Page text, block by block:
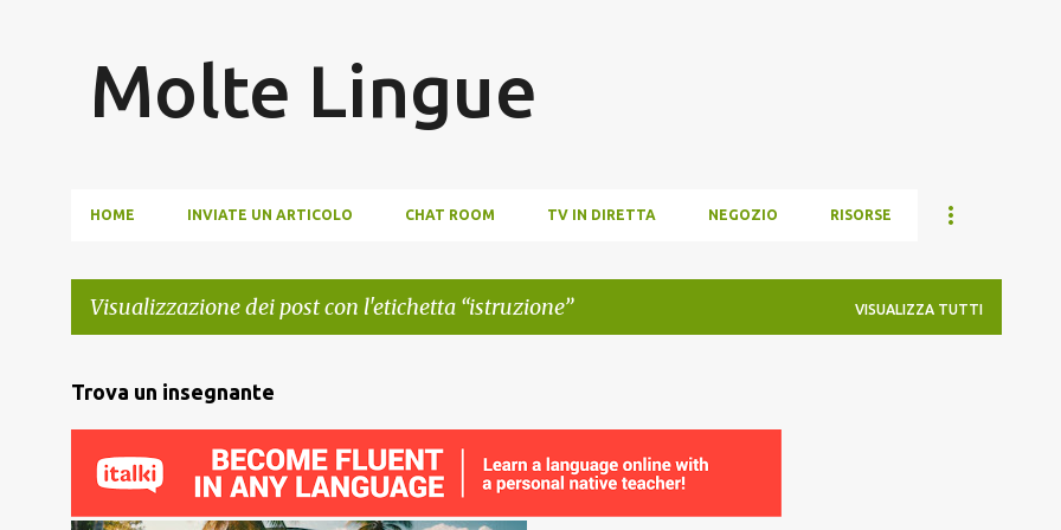
Molte Lingue
HOME INVIATE UN ARTICOLO CHAT ROOM TV IN DIRETTA NEGOZIO RISORSE
Visualizzazione dei post con l'etichetta istruzione VISUALIZZA TUTTI
P
o
Trova un insegnante